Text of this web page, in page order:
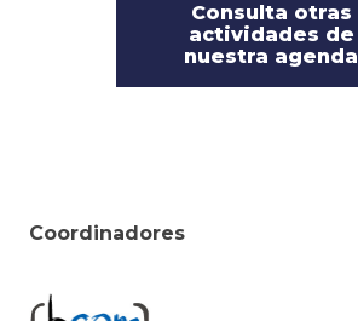
Consulta otras
actividades de
nuestra agenda
Coordinadores